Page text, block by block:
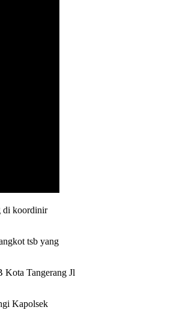
di koordinir
tsb yang
Kota Tangerang Jl
Kapolsek